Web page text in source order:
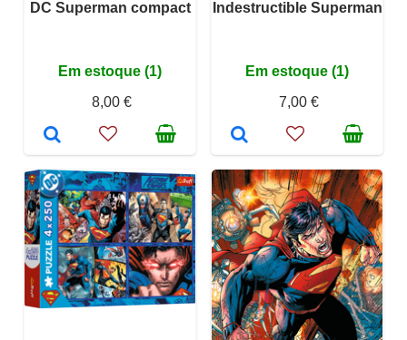
DC Superman compact
Em estoque (1)
8,00 €
Indestructible Superman
Em estoque (1)
7,00 €